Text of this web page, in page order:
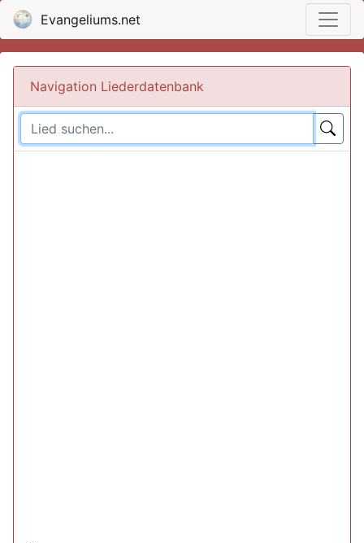
Evangeliums.net
Navigation Liederdatenbank